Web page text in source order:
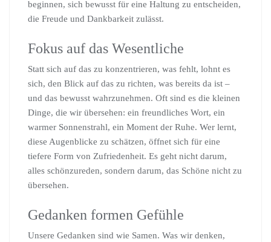
beginnen, sich bewusst für eine Haltung zu entscheiden,
die Freude und Dankbarkeit zulässt.
Fokus auf das Wesentliche
Statt sich auf das zu konzentrieren, was fehlt, lohnt es
sich, den Blick auf das zu richten, was bereits da ist –
und das bewusst wahrzunehmen. Oft sind es die kleinen
Dinge, die wir übersehen: ein freundliches Wort, ein
warmer Sonnenstrahl, ein Moment der Ruhe. Wer lernt,
diese Augenblicke zu schätzen, öffnet sich für eine
tiefere Form von Zufriedenheit. Es geht nicht darum,
alles schönzureden, sondern darum, das Schöne nicht zu
übersehen.
Gedanken formen Gefühle
Unsere Gedanken sind wie Samen. Was wir denken,